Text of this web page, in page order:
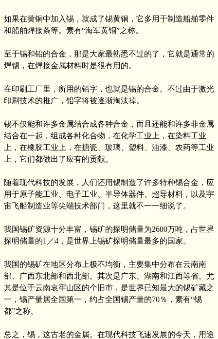
如果在黄铜中加入锡，就成了锡黄铜，它多用于制造船舶零件
和船舶焊接条等。素有“海军黄铜”之称。
至于锡和铅的合金，那是大家最熟悉不过的了，它就是通常的
焊锡，在焊接金属材料时是很有用的。
在印刷工厂里，所用的铅字，也就是锡的合金。不过由于激光
印刷技术的推广，铅字将被逐渐淘汰掉。
锡不仅能和许多金属结合成各种合金，而且还能和许多非金属
结合在一起，组成各种化合物，在化学工业上，在染料工业
上，在橡胶工业上，在搪瓷、玻璃、塑料、油漆、农药等工业
上，它们都做出了应有的贡献。
随着现代科技的发展，人们还用锡制造了许多特种锡合金，应
用于原子能工业、电子工业、半导体器件、超导材料，以及宇
宙飞船制造业等尖端技术部门，这里就不一一细说了。
我国锡矿资源十分丰富，锡矿的探明储量为2600万吨，占世界
探明储量的1／4，是世界上锡矿探明储量最多的国家。
我国的锡矿在地区分布上极不均衡，主要集中分布在云南南
部、广西东北部和西北部。其次是广东、湖南和江西等省。尤
其是位于云南哀牢山区的个旧市，是世界已知最大的锡矿藏之
一，锡产量居全国第一，约占全国锡产量的70％，素有“锡
都”之称。
总之，锡，这古老的金属。在现代科技飞速发展的今天，用途